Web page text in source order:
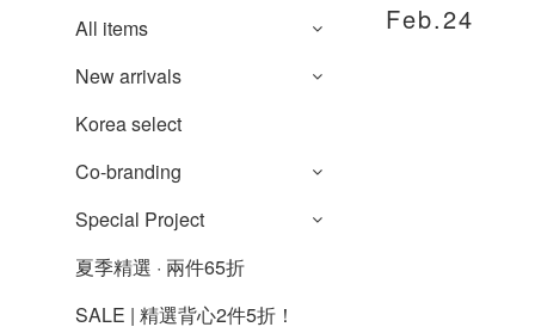
All items
New arrivals
Korea select
Co-branding
Special Project
夏季精選 · 兩件65折
SALE | 精選背心2件5折！
Feb.24